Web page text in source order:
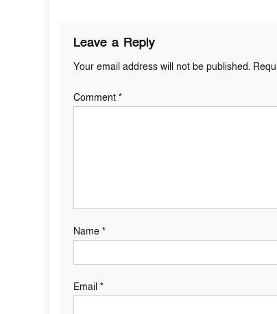
Leave a Reply
Your email address will not be published.
Comment *
Name *
Email *